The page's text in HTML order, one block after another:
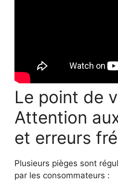
Le point de
Attention
et erreurs
Plusieurs pièges sont
par les consommateurs :